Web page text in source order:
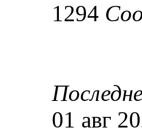
1294
01 авг